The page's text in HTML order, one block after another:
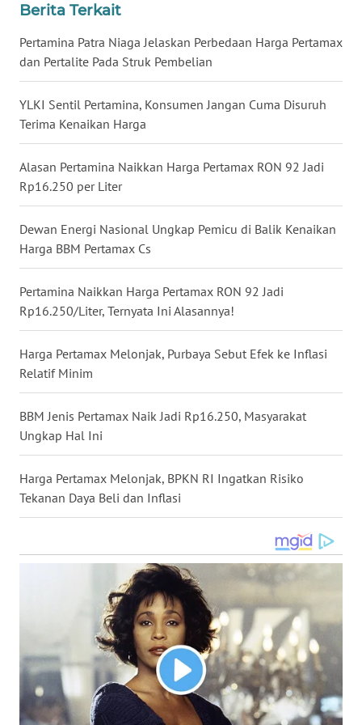
Berita Terkait
Pertamina Patra Niaga Jelaskan Perbedaan Harga Pertamax
dan Pertalite Pada Struk Pembelian
YLKI Sentil Pertamina, Konsumen Jangan Cuma Disuruh
Terima Kenaikan Harga
Alasan Pertamina Naikkan Harga Pertamax RON 92 Jadi
Rp16.250 per Liter
Dewan Energi Nasional Ungkap Pemicu di Balik Kenaikan
Harga BBM Pertamax Cs
Pertamina Naikkan Harga Pertamax RON 92 Jadi
Rp16.250/Liter, Ternyata Ini Alasannya!
Harga Pertamax Melonjak, Purbaya Sebut Efek ke Inflasi
Relatif Minim
BBM Jenis Pertamax Naik Jadi Rp16.250, Masyarakat
Ungkap Hal Ini
Harga Pertamax Melonjak, BPKN RI Ingatkan Risiko
Tekanan Daya Beli dan Inflasi
BABEL
WN
SUMBAR
WN
SUMSEL
WN
WN
WN
JOGJA
WN
JATIM
KALBAR
WN
KALTENG